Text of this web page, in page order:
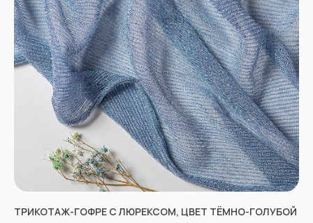
ТРИКОТАЖ-ГОФРЕ С ЛЮРЕКСОМ, ЦВЕТ ТЁМНО-ГОЛУБОЙ